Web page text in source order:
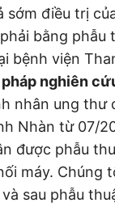
sớm điều trị
bằng phẫu
bệnh viện
nghiên
nhân ung thư
Nhàn từ 07/
được phẫu
máy. Chúng
sau phẫu